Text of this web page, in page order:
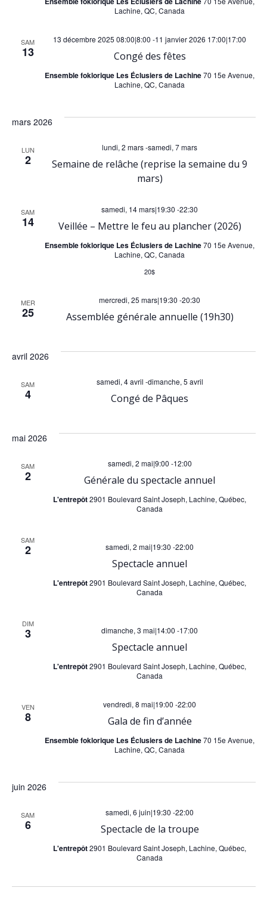
m
n
t
Lachine, QC, Canada
SAM
13 Congé des fêtes
13 décembre 2025 08:00|8:00 -11 janvier 2026 17:00|17:00
Ensemble foklorique Les Éclusiers de Lachine70 15e Avenue,
Lachine, QC, Canada
mars 2026
LUN
2
Semaine de relâche (reprise la semaine du 9
mars)
lundi, 2 mars-samedi, 7 mars
SAM
14 Veillée – Mettre le feu au plancher (2026)
samedi, 14 mars|19:30 -22:30
Ensemble foklorique Les Éclusiers de Lachine70 15e Avenue,
Lachine, QC, Canada
20$
MER
25 Assemblée générale annuelle (19h30)
mercredi, 25 mars|19:30 -20:30
avril 2026
SAM
4 Congé de Pâques
samedi, 4 avril -dimanche, 5 avril
mai 2026
SAM
2 Générale du spectacle annuel
samedi, 2 mai|9:00 -12:00
L'entrepôt2901 Boulevard Saint Joseph, Lachine, Québec,
Canada
SAM
2
Spectacle annuel
samedi, 2 mai|19:30 -22:00
L'entrepôt2901 Boulevard Saint Joseph, Lachine, Québec,
Canada
DIM
3
Spectacle annuel
dimanche, 3 mai|14:00 -17:00
L'entrepôt2901 Boulevard Saint Joseph, Lachine, Québec,
Canada
VEN
8 Gala de fin d’année
vendredi, 8 mai|19:00 -22:00
Ensemble foklorique Les Éclusiers de Lachine70 15e Avenue,
Lachine, QC, Canada
juin 2026
SAM
6 Spectacle de la troupe
samedi, 6 juin|19:30 -22:00
L'entrepôt2901 Boulevard Saint Joseph, Lachine, Québec,
Canada